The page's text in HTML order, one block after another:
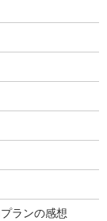
ランの感想